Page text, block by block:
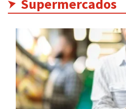
Supermercados